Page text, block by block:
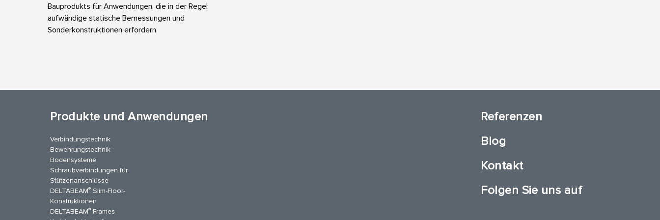
Bauprodukts für Anwendungen, die in der Regel
aufwändige statische Bemessungen und
Sonderkonstruktionen erfordern.
Produkte und Anwendungen
Verbindungstechnik
Bewehrungstechnik
Bodensysteme
Schraubverbindungen für
Stützenanschlüsse
DELTABEAM® Slim-Floor-
Konstruktionen
DELTABEAM® Frames
Referenzen
Blog
Kontakt
Folgen Sie uns auf